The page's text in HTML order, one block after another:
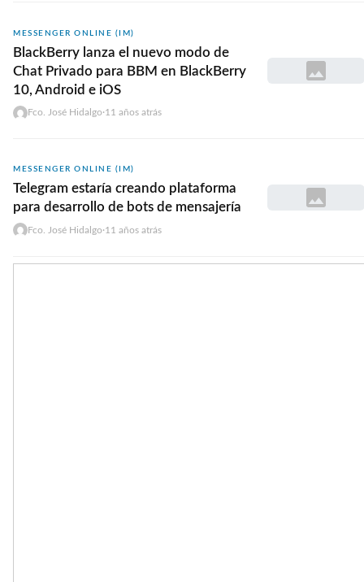
MESSENGER ONLINE (IM)
BlackBerry lanza el nuevo modo de
Chat Privado para BBM en BlackBerry
10, Android e iOS
Fco. José Hidalgo·11 años atrás
MESSENGER ONLINE (IM)
Telegram estarí­a creando plataforma
para desarrollo de bots de mensajerí­a
Fco. José Hidalgo·11 años atrás